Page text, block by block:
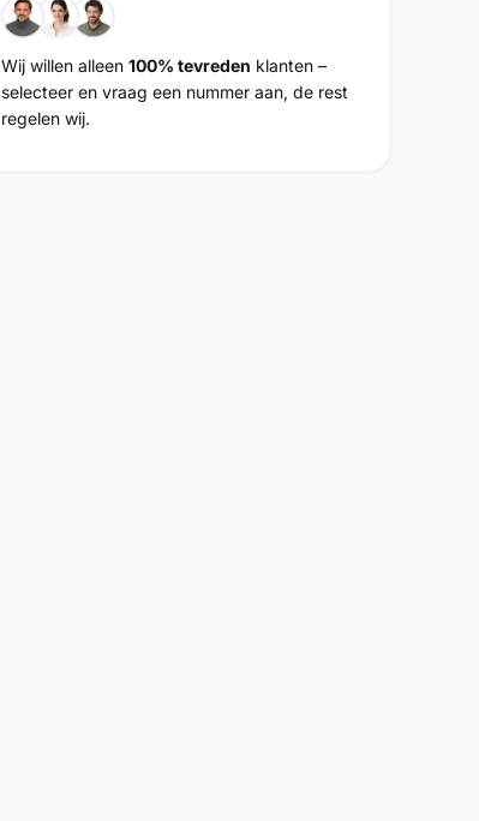
Wij willen alleen 100% tevreden klanten –
selecteer en vraag een nummer aan, de rest
regelen wij.